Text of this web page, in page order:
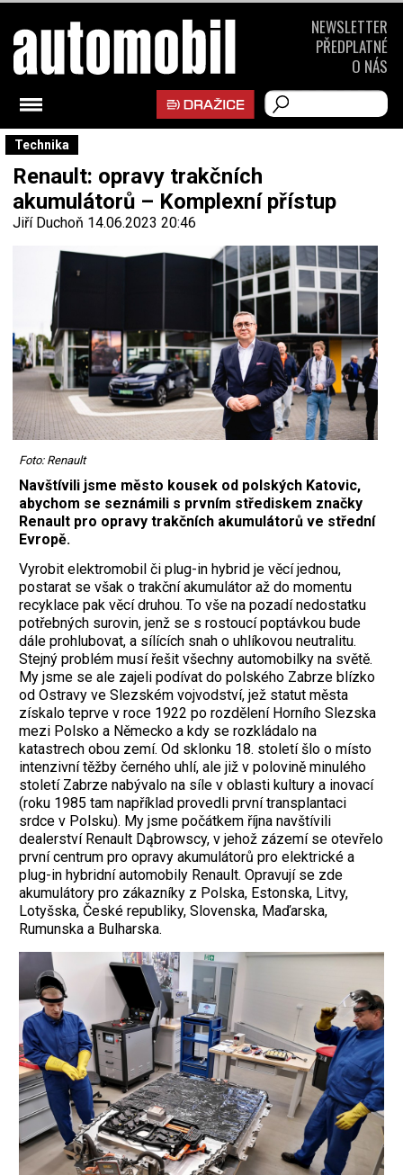
Technika
Renault: opravy trakčních
akumulátorů – Komplexní přístup
Jiří Duchoň 14.06.2023 20:46
Foto: Renault
Navštívili jsme město kousek od polských Katovic,
abychom se seznámili s prvním střediskem značky
Renault pro opravy trakčních akumulátorů ve střední
Evropě.
Vyrobit elektromobil či plug-in hybrid je věcí jednou,
postarat se však o trakční akumulátor až do momentu
recyklace pak věcí druhou. To vše na pozadí nedostatku
potřebných surovin, jenž se s rostoucí poptávkou bude
dále prohlubovat, a sílících snah o uhlíkovou neutralitu.
Stejný problém musí řešit všechny automobilky na světě.
My jsme se ale zajeli podívat do polského Zabrze blízko
od Ostravy ve Slezském vojvodství, jež statut města
získalo teprve v roce 1922 po rozdělení Horního Slezska
mezi Polsko a Německo a kdy se rozkládalo na
katastrech obou zemí. Od sklonku 18. století šlo o místo
intenzivní těžby černého uhlí, ale již v polovině minulého
století Zabrze nabývalo na síle v oblasti kultury a inovací
(roku 1985 tam například provedli první transplantaci
srdce v Polsku). My jsme počátkem října navštívili
dealerství Renault Dąbrowscy, v jehož zázemí se otevřelo
první centrum pro opravy akumulátorů pro elektrické a
plug-in hybridní automobily Renault. Opravují se zde
akumulátory pro zákazníky z Polska, Estonska, Litvy,
Lotyšska, České republiky, Slovenska, Maďarska,
Rumunska a Bulharska.
NEWSLETTER
PŘEDPLATNÉ
O NÁS